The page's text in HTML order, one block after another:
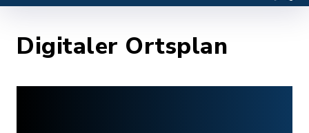
Digitaler Ortsplan